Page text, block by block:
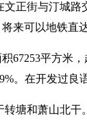
正街与汀城
来可以地铁直
67253平方米
。在开发过
塘和萧山北